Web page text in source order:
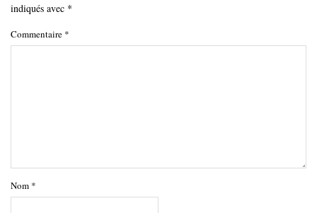
indiqués avec *
Commentaire *
Nom *